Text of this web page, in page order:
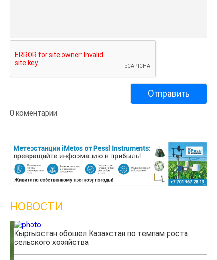
0 коментарии
НОВОСТИ
Кыргызстан обошел Казахстан по темпам роста
сельского хозяйства